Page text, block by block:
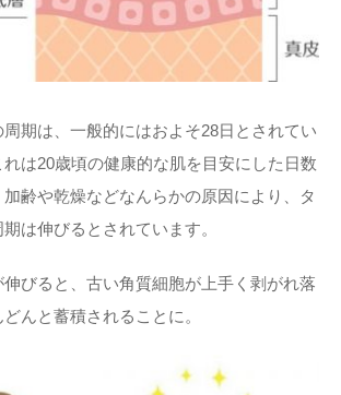
期は、一般的にはおよそ28日とされてい
れは20歳頃の健康的な肌を目安にした日数
齢や乾燥などなんらかの原因により、タ
は伸びるとされています。
びると、古い角質細胞が上手く剥がれ落
んと蓄積されることに。